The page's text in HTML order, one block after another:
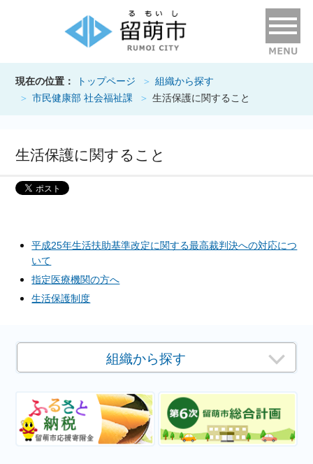
現在の位置： トップページ
組織から探す
市民健康部 社会福祉課
生活保護に関すること
生活保護に関すること
平成25年生活扶助基準改定に関する最高裁判決への対応につ
いて
指定医療機関の方へ
生活保護制度
組織から探す